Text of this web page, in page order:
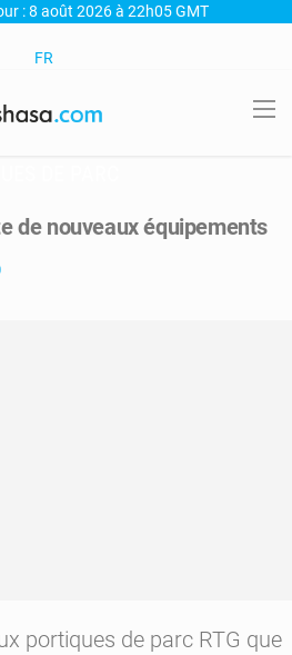
: 8 août 2026 à 22h05 GMT
FR
de nouveaux équipements
portiques de parc RTG que